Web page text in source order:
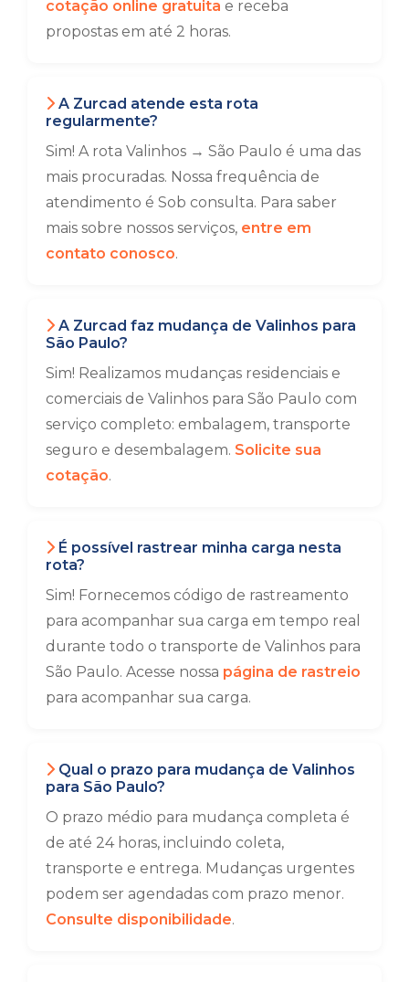
cotação online gratuita e receba
propostas em até 2 horas.
A Zurcad atende esta rota
regularmente?
Sim! A rota Valinhos → São Paulo é uma das
mais procuradas. Nossa frequência de
atendimento é Sob consulta. Para saber
mais sobre nossos serviços, entre em
contato conosco.
A Zurcad faz mudança de Valinhos para
São Paulo?
Sim! Realizamos mudanças residenciais e
comerciais de Valinhos para São Paulo com
serviço completo: embalagem, transporte
seguro e desembalagem. Solicite sua
cotação.
É possível rastrear minha carga nesta
rota?
Sim! Fornecemos código de rastreamento
para acompanhar sua carga em tempo real
durante todo o transporte de Valinhos para
São Paulo. Acesse nossa página de rastreio
para acompanhar sua carga.
Qual o prazo para mudança de Valinhos
para São Paulo?
O prazo médio para mudança completa é
de até 24 horas, incluindo coleta,
transporte e entrega. Mudanças urgentes
podem ser agendadas com prazo menor.
Consulte disponibilidade.